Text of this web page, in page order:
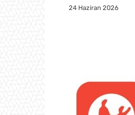
24 Haziran 2026